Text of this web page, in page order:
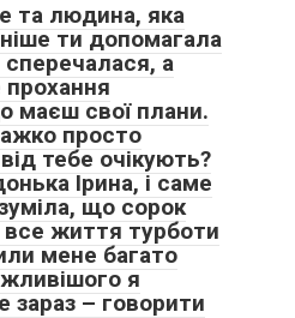
та людина, яка
ти допомагала
сперечалася, а
маєш свої плани.
просто
тебе очікують?
Ірина, і саме
що сорок
життя турботи
мене багато
я
зараз – говорити